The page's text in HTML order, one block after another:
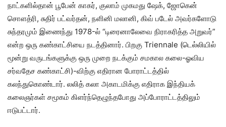
நாட்களில்தான் பூபேன் காகர், குலாம் முகமது ஷேக், ஜோகென்
சொளத்ரி, சுதிர் பட்வர்தன், நளினி மலானி, கிவ் படேல் அவர்களோடு
சுந்தரமும் இணைந்து 1978-ல் “டிரைனாலேவை நிராகரித்த அறுவர்”
என்ற ஒரு கண்காட்சியை நடத்தினார். பிறகு Triennale (டெல்லியில்
மூன்று வருடங்களுக்கு ஒரு முறை நடக்கும் சமகால கலை-ஓவிய
சர்வதேச கண்காட்சி)-விற்கு எதிரான போராட்டத்தில்
கலந்துகொண்டார். லலித் கலா அகாடமிக்கு எதிராக இந்தியக்
கலைஞர்கள் சமூகம் கிளர்ந்தெழுந்தபோது அப்போராட்டத்திலும்
ஈடுபட்டார்.